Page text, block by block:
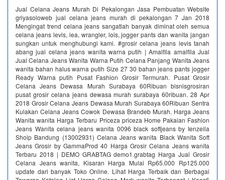
Jual Celana Jeans Murah Di Pekalongan Jasa Pembuatan Website
griyasoloweb jual celana jeans murah di pekalongan 7 Jan 2018
Mengingat trend celana jeans sangatlah banyak diminat oleh semua
celana jeans levis, lea, wrangler, lois, jogger pants dan wanita jangan
sungkan untuk menghubungi kami. #grosir celana jeans levis tanah
abang jual celana jeans wanita warna putih | Amalfila amalfila Jual
Jual Celana Jeans Wanita Warna Putih Celana Panjang Wanita Jeans
wanita bahan halus warna putih Size 27 30 bahan jeans pants jogger
Ready Warna putih Pusat Fashion Grosir Termurah. Pusat Grosir
Celana Jeans Dewasa Murah Surabaya 60Ribuan bisnisgrosiran
pusat grosir celana jeans dewasa murah surabaya 60ribuan. 28 Apr
2018 Grosir Celana Jeans Dewasa Murah Surabaya 60Ribuan Sentra
Kulakan Celana Jeans Cowok Dewasa Brandeb Murah. Harga Jeans
Wanita wanita Harga Terbaru Priceza priceza Home Pakaian Fashion
Jeans Wanita celana jeans wanita 0096 black softjeans by Ienzeila
Shoip Bandung (13002931) Celana Jeans wanita Black Wanita Soft
Jeans Grosir by GammaProd 40 Harga Grosir Celana Jeans wanita
Terbaru 2018 | DEMO GRABTAG demo1.grabtag Harga Jual Grosir
Celana Jeans wanita, Kisaran Harga Mulai Rp65.000 Rp125.000
update dari banyak Toko Online. Lihat Harga Terbaik dan Berbagai